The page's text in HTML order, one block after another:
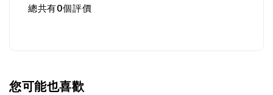
總共有0個評價
您可能也喜歡